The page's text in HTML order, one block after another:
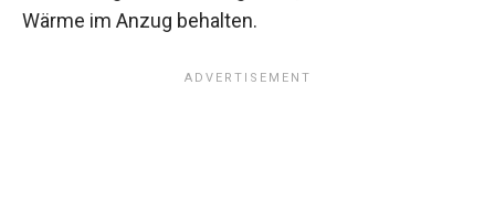
Wärme im Anzug behalten.